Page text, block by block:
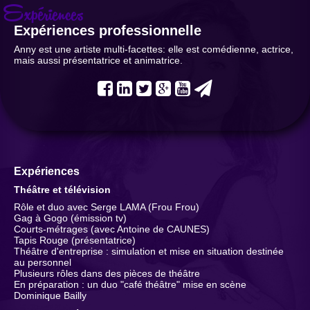
Expériences
Expériences professionnelle
Anny est une artiste multi-facettes: elle est comédienne, actrice,
mais aussi présentatrice et animatrice.
Expériences
Théâtre et télévision
Rôle et duo avec Serge LAMA (Frou Frou)
Gag à Gogo (émission tv)
Courts-métrages (avec Antoine de CAUNES)
Tapis Rouge (présentatrice)
Théâtre d'entreprise : simulation et mise en situation destinée
au personnel
Plusieurs rôles dans des pièces de théâtre
En préparation : un duo "café théâtre" mise en scène
Dominique Bailly